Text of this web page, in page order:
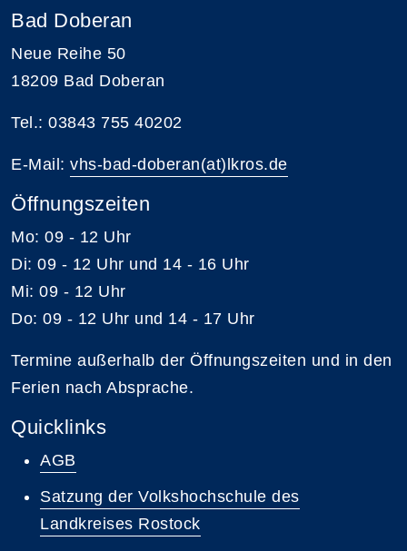
Bad Doberan
Neue Reihe 50
18209 Bad Doberan
Tel.: 03843 755 40202
E-Mail: vhs-bad-doberan(at)lkros.de
Öffnungszeiten
Mo: 09 - 12 Uhr
Di: 09 - 12 Uhr und 14 - 16 Uhr
Mi: 09 - 12 Uhr
Do: 09 - 12 Uhr und 14 - 17 Uhr
Termine außerhalb der Öffnungszeiten und in den
Ferien nach Absprache.
Quicklinks
AGB
Satzung der Volkshochschule des
Landkreises Rostock